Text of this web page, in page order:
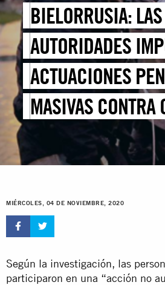
BIELORRUSIA: LAS
AUTORIDADES
ACTUACIONES
MASIVAS CONTRA
MANIFESTANTES
MIÉRCOLES, 04 DE NOVIEMBRE, 2020
Según la investigación, las
participaron en una “acción no